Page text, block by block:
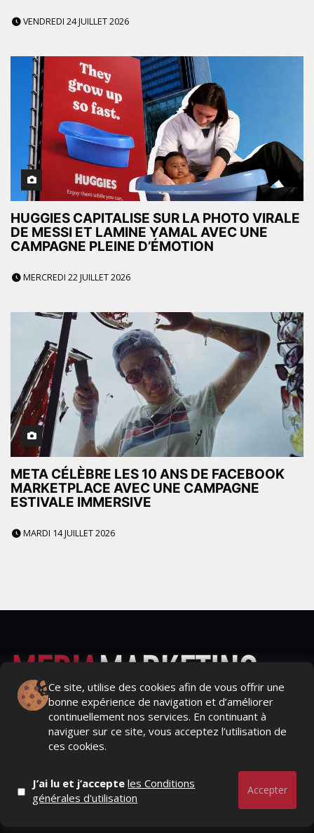
VENDREDI 24 JUILLET 2026
HUGGIES CAPITALISE SUR LA PHOTO VIRALE
DE MESSI ET LAMINE YAMAL AVEC UNE
CAMPAGNE PLEINE D’ÉMOTION
MERCREDI 22 JUILLET 2026
META CÉLÈBRE LES 10 ANS DE FACEBOOK
MARKETPLACE AVEC UNE CAMPAGNE
ESTIVALE IMMERSIVE
MARDI 14 JUILLET 2026
Ce site, utilise des cookies afin de vous offrir une
bonne expérience de navigation et d’améliorer
continuellement nos services. En continuant à
naviguer sur ce site, vous acceptez l’utilisation de
ces cookies.
J’ai lu et j’accepteles Conditions
générales d'utilisation
Accepter
Actualités Média, Actualités Com/Market/Ntic, Actualités
Distrib, Dossier, Interview, Stratégies, Communication,
Marques avenue, Relations presse, Créa, Baromètre,
People, Métier, Profil...
RESTER CONNECTÉ